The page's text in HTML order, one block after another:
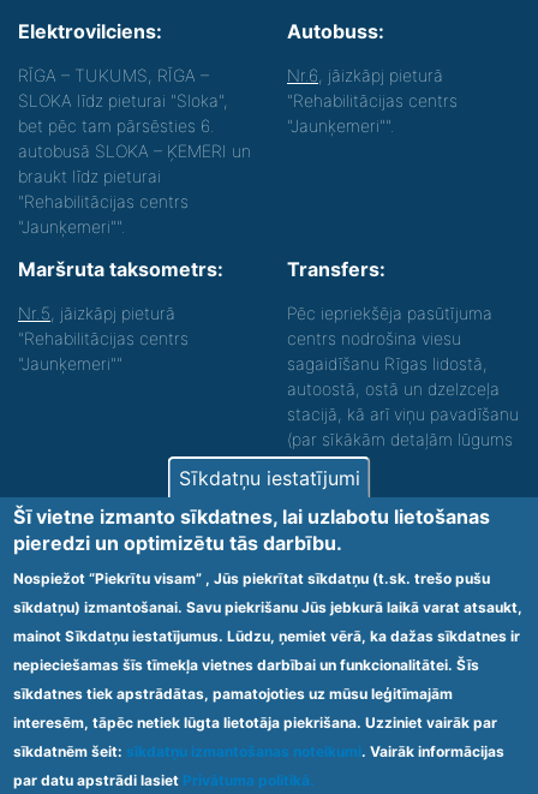
Elektrovilciens:
RĪGA – TUKUMS, RĪGA –
SLOKA līdz pieturai "Sloka",
bet pēc tam pārsēsties 6.
autobusā SLOKA – ĶEMERI un
braukt līdz pieturai
"Rehabilitācijas centrs
"Jaunķemeri"".
Autobuss:
Nr.6 , jāizkāpj pieturā
"Rehabilitācijas centrs
"Jaunķemeri"".
Maršruta taksometrs:
Nr.5 , jāizkāpj pieturā
"Rehabilitācijas centrs
"Jaunķemeri""
Transfers:
Pēc iepriekšēja pasūtījuma
centrs nodrošina viesu
sagaidīšanu Rīgas lidostā,
autoostā, ostā un dzelzceļa
stacijā, kā arī viņu pavadīšanu
(par sīkākām detaļām lūgums
zvanīt).
Nodrošinām vides piekļūstamību personām ar
funkcionāliem traucējumiem! SIA „Sanare-KRC
Jaunķemeri”, Kolkas ielā 20, Jūrmalā ir nodrošināta vides
piekļūstamība personām ar funkcionāliem traucējumiem,
tādejādi nodrošinot atbilstību Ministru kabineta
2009.gada 20.janvāra noteikumos Nr.60 „Noteikumi par
obligātajām prasībām ārstniecības iestādēm un to
struktūrvienībām” minētajām prasībām.
Ārstniecības iestādes kods 1300 – 64003
Footer
Sīkdatņu iestatījumi
Šī vietne izmanto sīkdatnes, lai uzlabotu lietošanas
pieredzi un optimizētu tās darbību.
Nospiežot “Piekrītu visam” , Jūs piekrītat sīkdatņu (t.sk. trešo pušu
sīkdatņu) izmantošanai. Savu piekrišanu Jūs jebkurā laikā varat atsaukt,
mainot Sīkdatņu iestatījumus. Lūdzu, ņemiet vērā, ka dažas sīkdatnes ir
nepieciešamas šīs tīmekļa vietnes darbībai un funkcionalitātei. Šīs
sīkdatnes tiek apstrādātas, pamatojoties uz mūsu leģitīmajām
interesēm, tāpēc netiek lūgta lietotāja piekrišana. Uzziniet vairāk par
sīkdatnēm šeit: sīkdatņu izmantošanas noteikumi. Vairāk informācijas
par datu apstrādi lasiet Privātuma politikā.